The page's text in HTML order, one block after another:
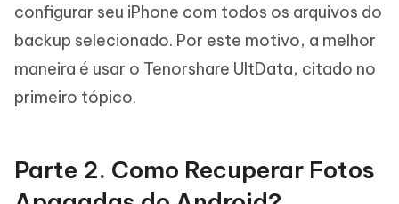
configurar seu iPhone com todos os arquivos do
backup selecionado. Por este motivo, a melhor
maneira é usar o Tenorshare UltData, citado no
primeiro tópico.
Parte 2. Como Recuperar Fotos